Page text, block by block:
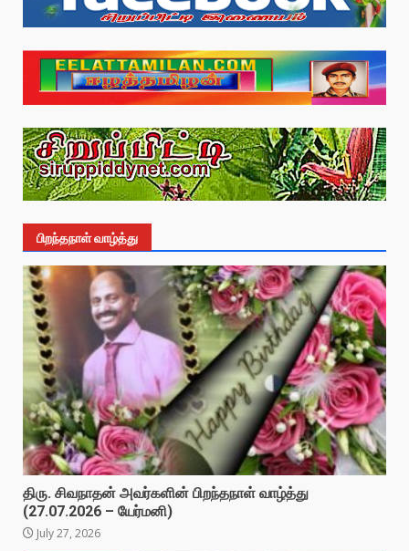
பிறந்தநாள் வாழ்த்து
திரு. சிவநாதன் அவர்களின் பிறந்தநாள் வாழ்த்து
(27.07.2026 – யேர்மனி)
July 27, 2026